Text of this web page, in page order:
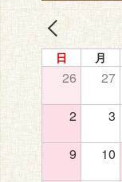
日 月
26 27
2 3
9 10